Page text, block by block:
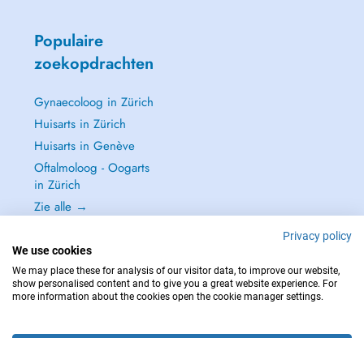
Populaire
zoekopdrachten
Gynaecoloog in Zürich
Huisarts in Zürich
Huisarts in Genève
Oftalmoloog - Oogarts
in Zürich
Zie alle →
NEEM IN GEVAL VAN NOOD CONTACT OP MET : 144
Privacy policy
We use cookies
We may place these for analysis of our visitor data, to improve our website,
show personalised content and to give you a great website experience. For
more information about the cookies open the cookie manager settings.